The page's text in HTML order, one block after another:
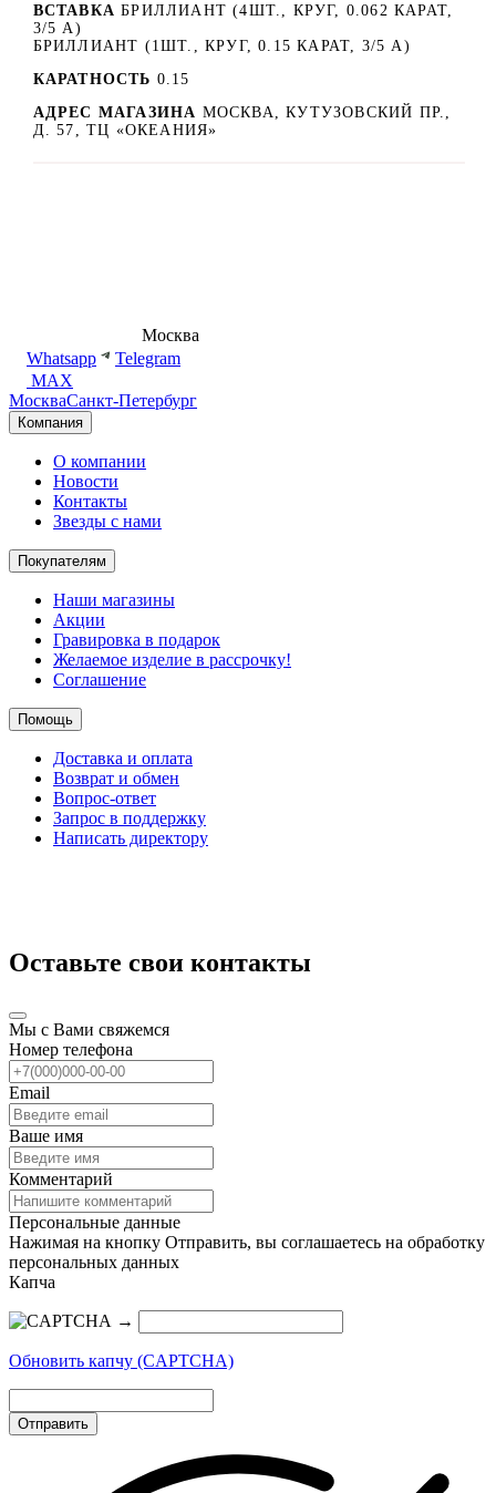
ВСТАВКА БРИЛЛИАНТ (4ШТ., КРУГ, 0.062 КАРАТ,
3/5 А)
БРИЛЛИАНТ (1ШТ., КРУГ, 0.15 КАРАТ, 3/5 А)
КАРАТНОСТЬ 0.15
АДРЕС МАГАЗИНА МОСКВА, КУТУЗОВСКИЙ ПР.,
Д. 57, ТЦ «ОКЕАНИЯ»
Москва
Whatsapp
Telegram
MAX
МоскваСанкт-Петербург
Компания
О компании
Новости
Контакты
Звезды с нами
Покупателям
Наши магазины
Акции
Гравировка в подарок
Желаемое изделие в рассрочку!
Соглашение
Помощь
Доставка и оплата
Возврат и обмен
Вопрос-ответ
Запрос в поддержку
Написать директору
Оставьте свои контакты
Мы с Вами свяжемся
Номер телефона
Email
Ваше имя
Комментарий
Персональные данные
Нажимая на кнопку Отправить, вы соглашаетесь на обработку
персональных данных
Капча
→
Обновить капчу (CAPTCHA)
Отправить